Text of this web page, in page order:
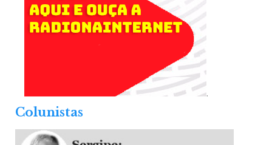
.
Colunistas